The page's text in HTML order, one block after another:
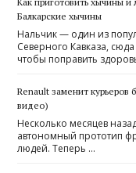
Балкарские хычины
Нальчик — один из
Северного Кавказа,
чтобы поправить
Renault заменит курьеров
видео)
Несколько месяцев
автономный прототип
людей. Теперь …